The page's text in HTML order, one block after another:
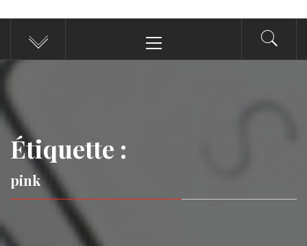
principal
Étiquette :
pink